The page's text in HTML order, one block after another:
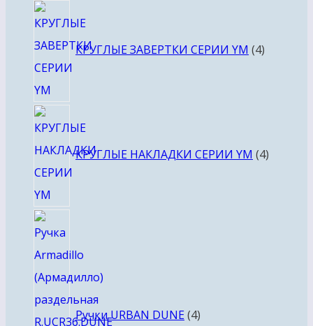
КРУГЛЫЕ ЗАВЕРТКИ СЕРИИ YM 4
КРУГЛЫЕ НАКЛАДКИ СЕРИИ YM 4
Ручки URBAN DUNE 4